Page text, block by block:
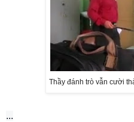
Thầy đánh trò vẫn cười
...